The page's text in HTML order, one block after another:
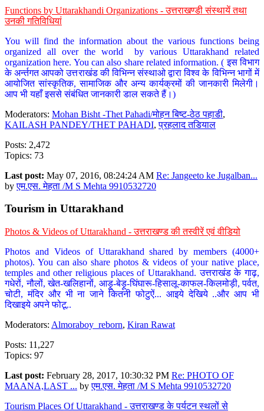
Functions by Uttarakhandi Organizations - उत्तराखण्डी संस्थायें तथा
उनकी गतिविधियां
You will find the information about the various functions being
organized all over the world by various Uttarakhand related
organization here. You can also share related information. ( इस विभाग
के अर्न्तगत आपको उत्तराखंड की विभिन्न संस्थाओ द्वारा विश्व के विभिन्न भागों में
आयोजित सांस्कृतिक, सामाजिक और अन्य कार्यक्रमों की जानकारी मिलेगी।
आप भी यहाँ इससे संबंधित जानकारी डाल सकते हैं।)
Moderators: Mohan Bisht -Thet Pahadi/मोहन बिष्ट-ठेठ पहाडी,
KAILASH PANDEY/THET PAHADI,प्रहलाद तडियाल
Posts: 2,472
Topics: 73
Last post: May 07, 2016, 08:24:24 AM Re: Jangeeto ke Jugalban...
byएम.एस. मेहता /M S Mehta 9910532720
Tourism in Uttarakhand
Photos & Videos of Uttarakhand - उत्तराखण्ड की तस्वीरें एवं वीडियो
Photos and Videos of Uttarakhand shared by members (4000+
photos). You can also share photos & videos of your native place,
temples and other religious places of Uttarakhand. उत्तराखंड के गाढ़,
गधेरों, नौलों, खेत-खलिहानों, आड़ू-बेड़ू-घिंघारू-हिसालू-काफल-किलमोड़ी, पर्वत,
चोटी, मंदिर और भी ना जाने कितनी फोटुऐं... आइये देखिये ..और आप भी
दिखाइये अपने फोटू..
Moderators: Almoraboy_reborn, Kiran Rawat
Posts: 11,227
Topics: 97
Last post: February 28, 2017, 10:30:32 PM Re: PHOTO OF
MAANA,LAST ... byएम.एस. मेहता /M S Mehta 9910532720
Tourism Places Of Uttarakhand - उत्तराखण्ड के पर्यटन स्थलों से